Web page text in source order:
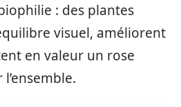
: des plantes
visuel, améliorent
en valeur un rose